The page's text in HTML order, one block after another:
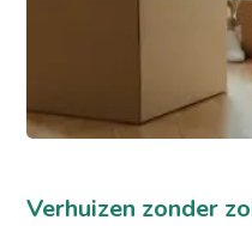
Verhuizen zonder